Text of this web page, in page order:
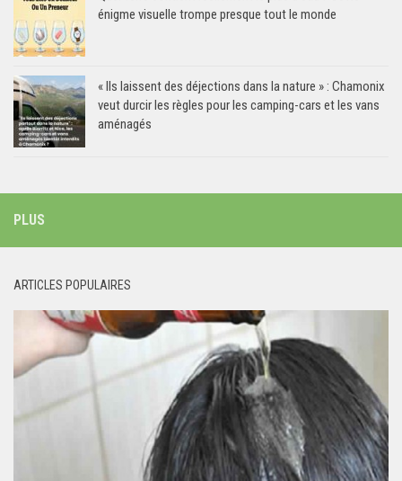
énigme visuelle trompe presque tout le monde
« Ils laissent des déjections dans la nature » : Chamonix
veut durcir les règles pour les camping-cars et les vans
aménagés
PLUS
ARTICLES POPULAIRES